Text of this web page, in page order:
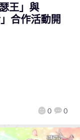
王」與
合作活動開
0 0